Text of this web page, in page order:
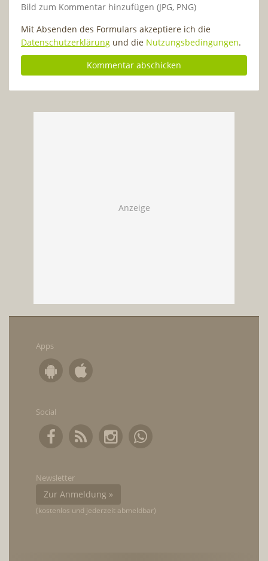
Bild zum Kommentar hinzufügen (JPG, PNG)
Mit Absenden des Formulars akzeptiere ich die
Datenschutzerklärung und die Nutzungsbedingungen.
Apps
Social
Newsletter
Zur Anmeldung »
(kostenlos und jederzeit abmeldbar)